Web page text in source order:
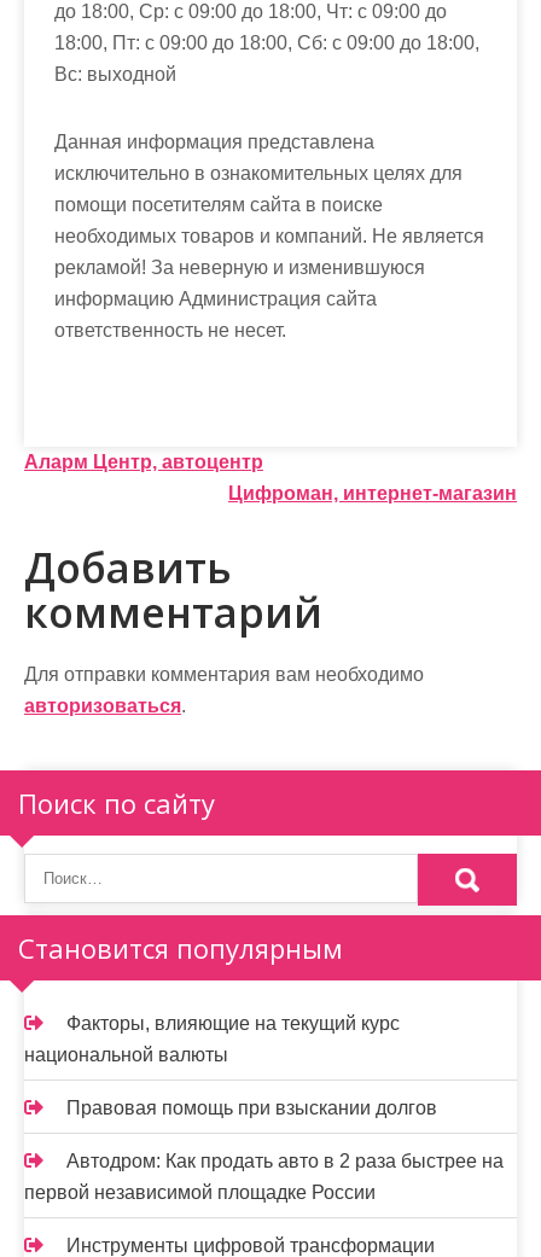
до 18:00, Ср: с 09:00 до 18:00, Чт: с 09:00 до
18:00, Пт: с 09:00 до 18:00, Сб: с 09:00 до 18:00,
Вс: выходной
Данная информация представлена
исключительно в ознакомительных целях для
помощи посетителям сайта в поиске
необходимых товаров и компаний. Не является
рекламой! За неверную и изменившуюся
информацию Администрация сайта
ответственность не несет.
Н
в
и
г
а
и
я
п
о
з
а
п
и
с
я
м
Аларм Центр, автоцентр
Цифроман, интернет-магазин
Добавить
комментарий
Для отправки комментария вам необходимо
авторизоваться.
Поиск по сайту
Становится популярным
Факторы, влияющие на текущий курс
национальной валюты
Правовая помощь при взыскании долгов
Автодром: Как продать авто в 2 раза быстрее на
первой независимой площадке России
Инструменты цифровой трансформации